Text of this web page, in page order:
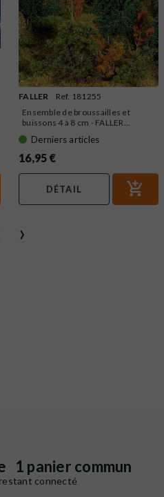
FALLER
Ref. 181255
Ensemble de broussailles et
buissons 4 à 8 cm - FALLER...
Derniers articles
16,95 €
DÉTAIL
›
1 panier commun
connecté